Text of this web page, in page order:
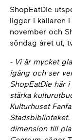
ShopEatDie
ligger i källaren i
november och
söndag året ut,
- Vi är mycket
igång och ser
ShopEatDie här
stärka
Kulturhuset
dimension till